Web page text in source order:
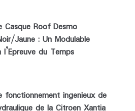
Casque Roof Desmo
Jaune : Un Modulable
du Temps
fonctionnement ingenieux de
de la Citroen Xantia